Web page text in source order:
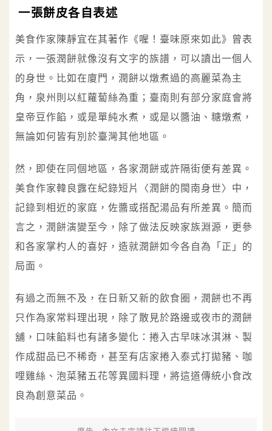
一張餅皮各自表述
美食作家陳靜宜在其著作《喔！臺味原來如此》曾表
示，一張潤餅就像沒有文字的族譜，可以讀出一個人
的身世。比如在廈門，潤餅以燉煮過的高麗菜為主
角，泉州則以紅蘿蔔絲為重；臺南則有部分家庭會將
皇帝豆作餡，或是單純水煮，或是以醬油、糖燉煮，
無論如何皆有別於臺灣其他地區。
然，即使在同個地區，各家潤餅或許隔街便有差異。
美食作家韓良露在紀錄短片〈潤餅的閩南身世〉中，
記錄到相近的家庭，佐醬或搭配湯品有所差異。簡而
言之，潤餅演變至今，除了做法反映家族淵源，更參
和各家掌杓人的喜好，造就潤餅如今各自為「正」的
局面。
有過之而無不及，在日新又新的飲食圈，潤餅也不再
只作為家常料理出現，除了散見於路邊或夜市的潤餅
舖，口味餡料也有諸多變化：捲入古早味冰淇淋、製
作成甜品已不稀奇，甚至有店家捲入泰式打拋豬、咖
哩雞絲、泡菜豬五花等異國料理，將這道傳統小食改
良為創意菜品。